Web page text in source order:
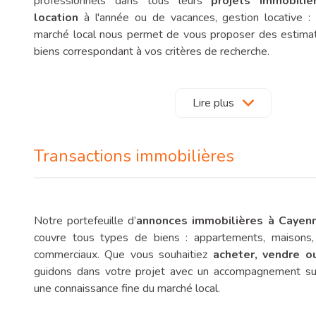
location à l'année ou de vacances, gestion locative
marché local nous permet de vous proposer des
biens correspondant à vos critères de recherche.
ou leurs environs en Guyane ? Découvrez
projet en Guyane et pour vous permettre de le concrétiser
Parce qu’un projet immobilier est bien souvent une
autant qu’un engagement financier, notre agence met
vous accompagner avec sérieux, disponibilité et
vous offrir une expertise fiable, tout en plaçant la
chaque démarche.
Lire plus
Transactions immobilières
Notre portefeuille d’annonces immobilières à
couvre tous types de biens : appartements,
commerciaux. Que vous souhaitiez acheter, vendre
guidons dans votre projet avec un accompagnement
une connaissance fine du marché local.